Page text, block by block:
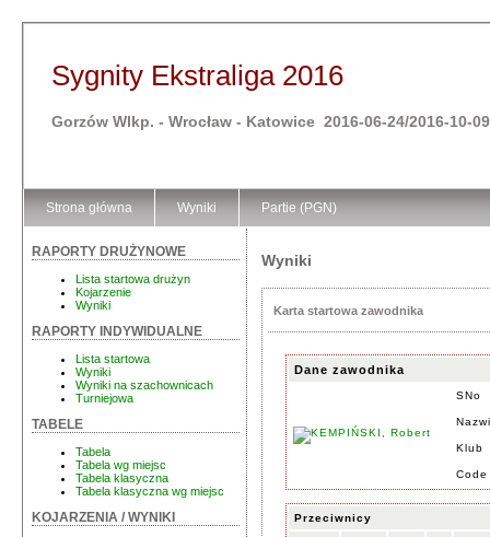
Sygnity Ekstraliga 2016
Gorzów Wlkp. - Wrocław - Katowice 2016-06-24/2016-10-09
Strona główna Wyniki Partie (PGN)
RAPORTY DRUŻYNOWE
Lista startowa drużyn
Kojarzenie
Wyniki
RAPORTY INDYWIDUALNE
Lista startowa
Wyniki
Wyniki na szachownicach
Turniejowa
TABELE
Tabela
Tabela wg miejsc
Tabela klasyczna
Tabela klasyczna wg miejsc
KOJARZENIA / WYNIKI
Wyniki
Karta startowa zawodnika
Dane zawodnika
SNo
Klub
Code
Przeciwnicy